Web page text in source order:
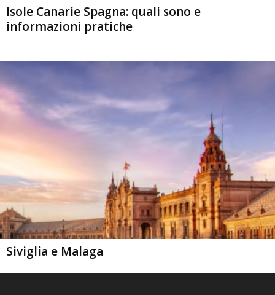
Isole Canarie Spagna: quali sono e
informazioni pratiche
Siviglia e Malaga